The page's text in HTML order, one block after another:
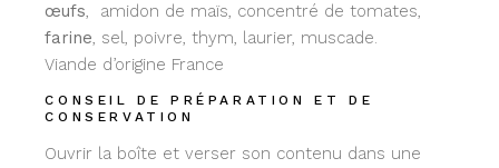
œufs, amidon de maïs, concentré de tomates,
farine, sel, poivre, thym, laurier, muscade.
Viande d’origine France
CONSEIL DE PRÉPARATION ET DE
CONSERVATION
Ouvrir la boîte et verser son contenu dans une